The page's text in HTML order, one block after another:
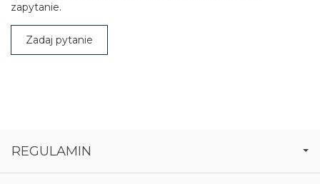
zapytanie.
Zadaj pytanie
REGULAMIN